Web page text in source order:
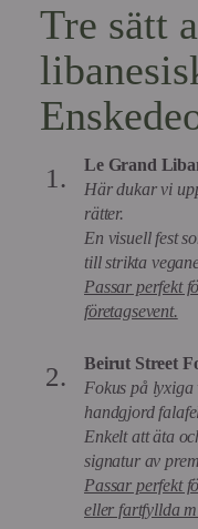
Tre sätt
Le Grand
Här dukar vi
rätter.
En visuell fest
till strikta
Passar perfekt
företagsevent.
Beirut Street
Fokus på lyxiga
handgjord
Enkelt att äta
signatur av
Passar perfekt
eller fartfyllda